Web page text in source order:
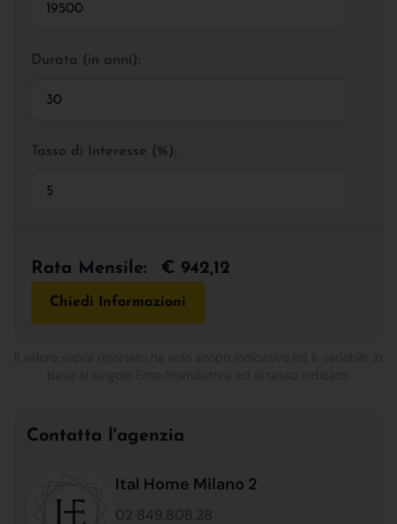
Durata (in anni):
Tasso di Interesse (%):
Rata Mensile: € 942,12
Chiedi Informazioni
Contatta l'agenzia
Ital Home Milano 2
02 849.808.28